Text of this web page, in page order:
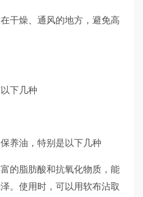
干燥、通风的地方，避免高
下几种
养油，特别是以下几种
的脂肪酸和抗氧化物质，能
。使用时，可以用软布沾取